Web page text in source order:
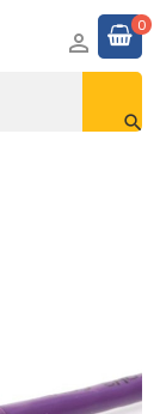
0

